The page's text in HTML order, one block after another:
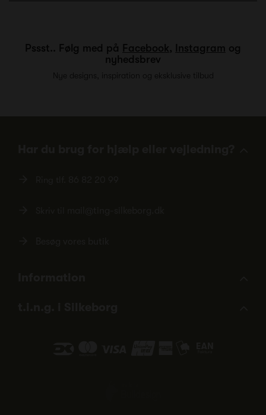
Pssst.. Følg med på Facebook, Instagram og
nyhedsbrev
Nye designs, inspiration og eksklusive tilbud